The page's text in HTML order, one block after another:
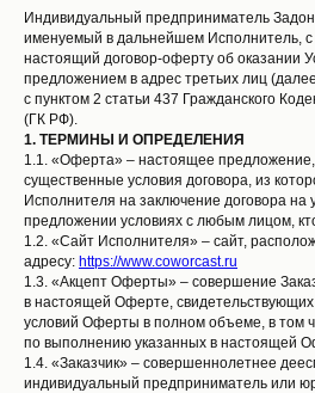
Индивидуальный предприниматель
именуемый в дальнейшем Исполнитель, с
настоящий договор-оферту об оказании
предложением в адрес третьих лиц
с пунктом 2 статьи 437 Гражданского
(ГК РФ).
1. ТЕРМИНЫ И ОПРЕДЕЛЕНИЯ
1.1. «Оферта» – настоящее
существенные условия договора, из
Исполнителя на заключение договора на
предложении условиях с любым лицом,
1.2. «Сайт Исполнителя» – сайт,
адресу: https://www.coworcast.ru
1.3. «Акцепт Оферты» – совершение
в настоящей Оферте,
условий Оферты в полном объеме, в том
по выполнению указанных в настоящей
1.4. «Заказчик» – совершеннолетнее
индивидуальный предприниматель или